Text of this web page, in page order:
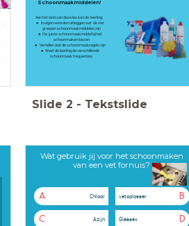
Schoonmaakmiddelen!
Aan het eind van deze les kan de leerling:
In eigen woorden uitleggen wat de vier
groepen schoonmaakmiddelen zijn
De juiste schoonmaakmiddel bij het
schoonmaken kiezen.
Vertellen wat de schoonmaakregels zijn
Weet de leerling de verschillende
schoonmaak frequenties.
Slide 2 - Tekstslide
Wat gebruik jij voor het schoonmaken
van een vet fornuis?
A Chloor B
vetoplosser
C Azijn D
Glassex